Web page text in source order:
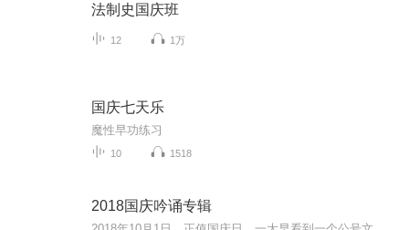
法制史国庆班
12 1万
国庆七天乐
魔性早功练习
10 1518
2018国庆吟诵专辑